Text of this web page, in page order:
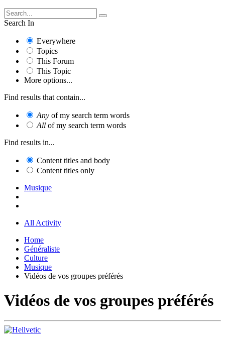
Search In
Everywhere
Topics
This Forum
This Topic
More options...
Find results that contain...
Any of my search term words
All of my search term words
Find results in...
Content titles and body
Content titles only
Musique
All Activity
Home
Généraliste
Culture
Musique
Vidéos de vos groupes préférés
Vidéos de vos groupes préférés